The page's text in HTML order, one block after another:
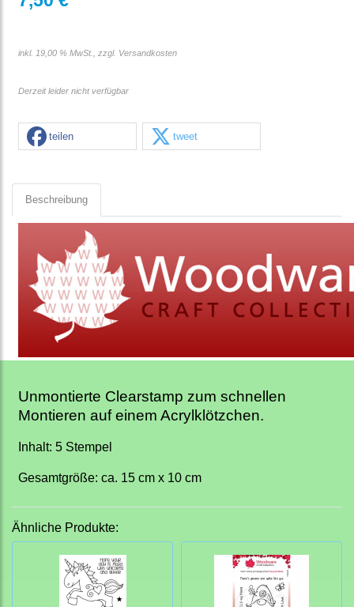
inkl. 19,00 % MwSt., zzgl. Versandkosten
Derzeit leider nicht verfügbar
teilen tweet
Beschreibung
Unmontierte Clearstamp zum schnellen
Montieren auf einem Acrylklötzchen.
Inhalt: 5 Stempel
Gesamtgröße: ca. 15 cm x 10 cm
Ähnliche Produkte: